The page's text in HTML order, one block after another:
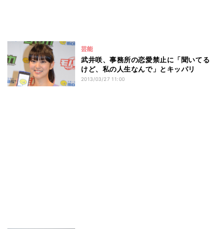
芸能
武井咲、事務所の恋愛禁止に「聞いてる
けど、私の人生なんで」とキッパリ
2013/03/27 11:00